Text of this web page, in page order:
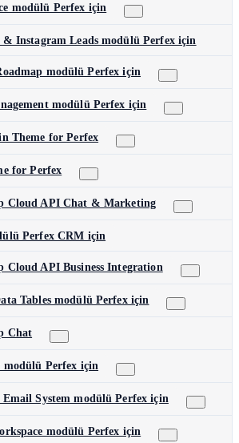
modülü Perfex için
& Instagram Leads modülü Perfex için
modülü Perfex için
modülü Perfex için
Theme for Perfex
for Perfex
Cloud API Chat & Marketing
Perfex CRM için
Cloud API Business Integration
Tables modülü Perfex için
Chat
modülü Perfex için
Email System modülü Perfex için
modülü Perfex için